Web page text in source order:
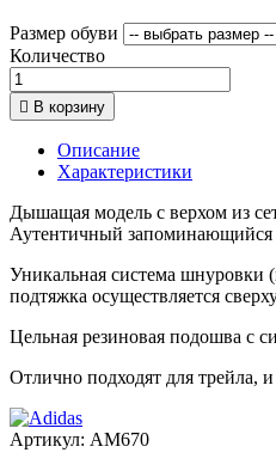
Размер обуви
Количество
 В корзину
Описание
Характеристики
Дышащая модель с верхом из
Аутентичный запоминающийся
Уникальная система шнуровки
подтяжка осуществляется
Цельная резиновая подошва с
Отлично подходят для трейла,
Артикул: AM670